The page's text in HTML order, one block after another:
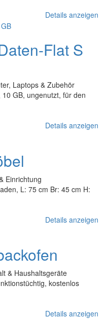
Details anzeigen
Flat S
Laptops & Zubehör
GB, ungenutzt, für den
Details anzeigen
Einrichtung
L: 75 cm Br: 45 cm H:
Details anzeigen
& Haushaltsgeräte
kostenlos
Details anzeigen